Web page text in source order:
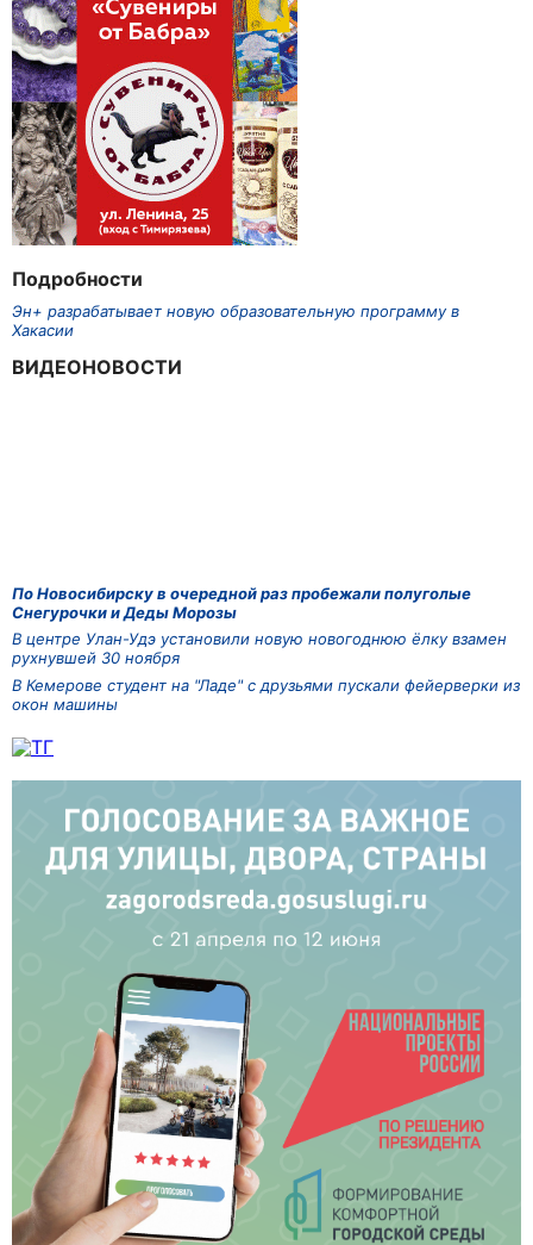
Подробности
Эн+ разрабатывает новую образовательную программу в
Хакасии
ВИДЕОНОВОСТИ
По Новосибирску в очередной раз пробежали полуголые
Снегурочки и Деды Морозы
В центре Улан-Удэ установили новую новогоднюю ёлку взамен
рухнувшей 30 ноября
В Кемерове студент на "Ладе" с друзьями пускали фейерверки из
окон машины